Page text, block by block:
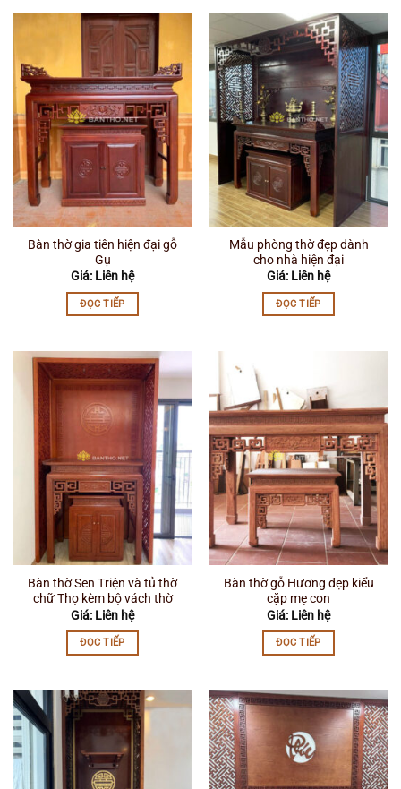
Bàn thờ gia tiên hiện đại gỗ
Gụ
Giá: Liên hệ
ĐỌC TIẾP
Mẫu phòng thờ đẹp dành
cho nhà hiện đại
Giá: Liên hệ
ĐỌC TIẾP
Bàn thờ Sen Triện và tủ thờ
chữ Thọ kèm bộ vách thờ
Giá: Liên hệ
ĐỌC TIẾP
Bàn thờ gỗ Hương đẹp kiểu
cặp mẹ con
Giá: Liên hệ
ĐỌC TIẾP